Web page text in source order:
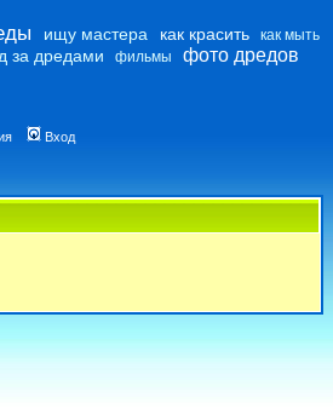
ищу мастера как красить как мыть
за дредами фильмы фото дредов
Вход